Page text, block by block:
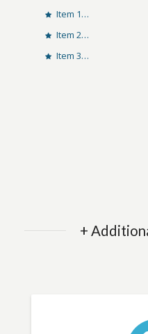
Item 1…
Item 2…
Item 3…
+